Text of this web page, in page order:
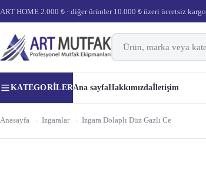
ART HOME 2.000 ₺ · diğer ürünler 10.000 ₺ üzeri ücretsiz kargo
KATEGORILERAna sayfaHakkımızdaİletişim
Anasayfa › Izgaralar › Izgara Dolaplı Düz Gazlı Ce